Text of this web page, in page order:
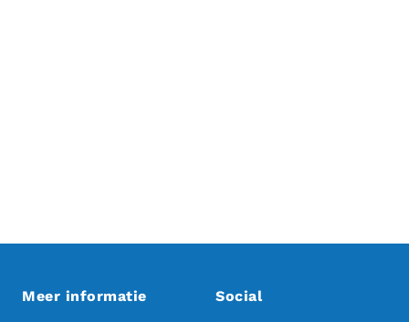
Meer informatie Social